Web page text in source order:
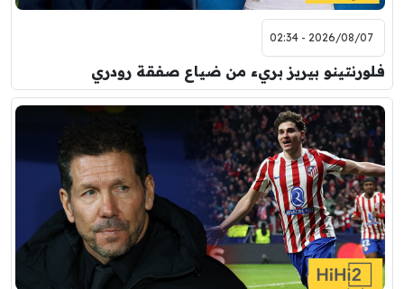
2026/08/07 - 02:34
فلورنتينو بيريز بريء من ضياع صفقة رودري